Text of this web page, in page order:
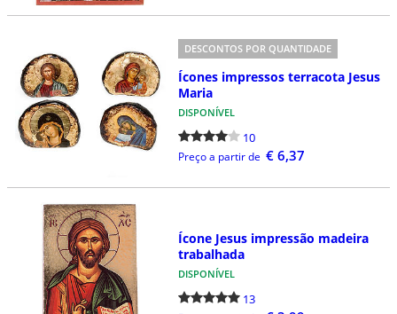
DESCONTOS POR QUANTIDADE
Ícones impressos terracota Jesus
Maria
DISPONÍVEL
10
Preço a partir de € 6,37
Ícone Jesus impressão madeira
trabalhada
DISPONÍVEL
13